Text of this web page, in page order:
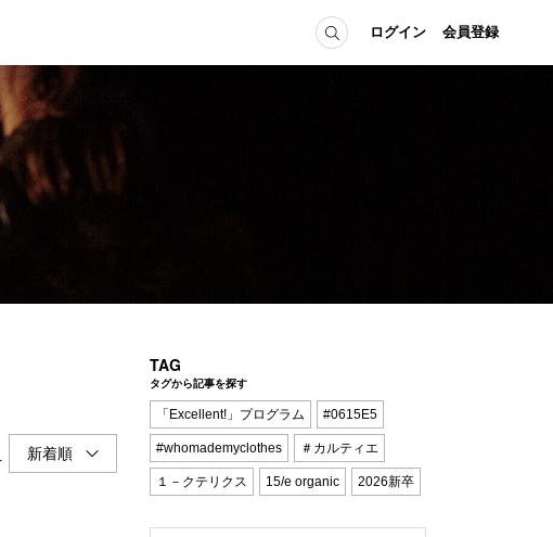
ログイン 会員登録
初めての方へ
Q&A
TAG
タグから記事を探す
「Excellent!」プログラム #0615E5
#whomademyclothes ＃カルティエ
１－クテリクス 15/e organic 2026新卒